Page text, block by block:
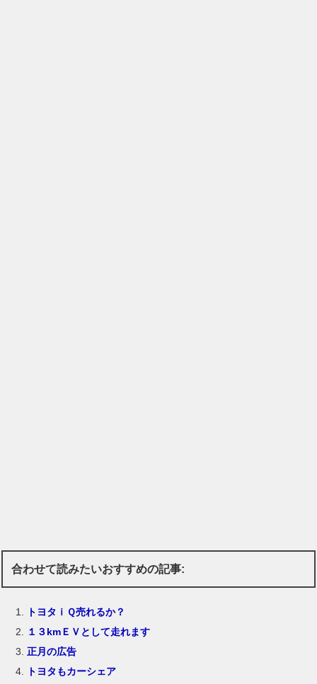
合わせて読みたいおすすめの記事:
トヨタｉＱ売れるか？
１３kmＥＶとして走れます
正月の広告
トヨタもカーシェア